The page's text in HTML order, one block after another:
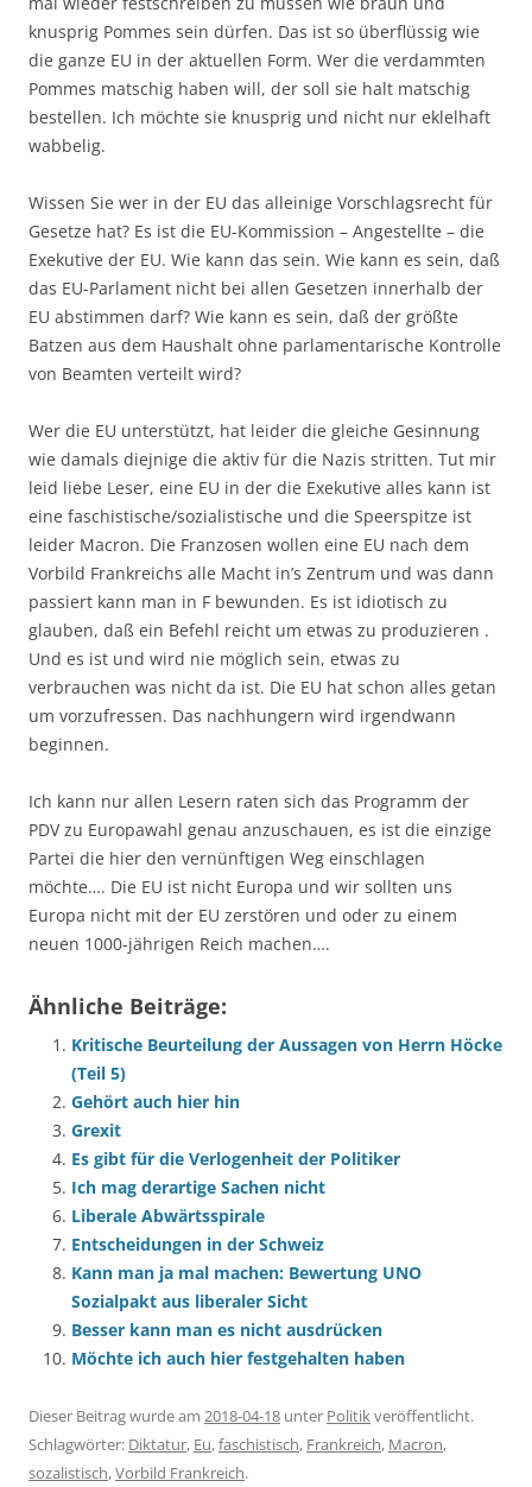
knusprig Pommes sein dürfen. Das ist so überflüssig wie
die ganze EU in der aktuellen Form. Wer die verdammten
Pommes matschig haben will, der soll sie halt matschig
bestellen. Ich möchte sie knusprig und nicht nur eklelhaft
wabbelig.
Wissen Sie wer in der EU das alleinige Vorschlagsrecht für
Gesetze hat? Es ist die EU-Kommission – Angestellte – die
Exekutive der EU. Wie kann das sein. Wie kann es sein, daß
das EU-Parlament nicht bei allen Gesetzen innerhalb der
EU abstimmen darf? Wie kann es sein, daß der größte
Batzen aus dem Haushalt ohne parlamentarische Kontrolle
von Beamten verteilt wird?
Wer die EU unterstützt, hat leider die gleiche Gesinnung
wie damals diejnige die aktiv für die Nazis stritten. Tut mir
leid liebe Leser, eine EU in der die Exekutive alles kann ist
eine faschistische/sozialistische und die Speerspitze ist
leider Macron. Die Franzosen wollen eine EU nach dem
Vorbild Frankreichs alle Macht in’s Zentrum und was dann
passiert kann man in F bewunden. Es ist idiotisch zu
glauben, daß ein Befehl reicht um etwas zu produzieren .
Und es ist und wird nie möglich sein, etwas zu
verbrauchen was nicht da ist. Die EU hat schon alles getan
um vorzufressen. Das nachhungern wird irgendwann
beginnen.
Ich kann nur allen Lesern raten sich das Programm der
PDV zu Europawahl genau anzuschauen, es ist die einzige
Partei die hier den vernünftigen Weg einschlagen
möchte…. Die EU ist nicht Europa und wir sollten uns
Europa nicht mit der EU zerstören und oder zu einem
neuen 1000-jährigen Reich machen….
Ähnliche Beiträge:
Kritische Beurteilung der Aussagen von Herrn Höcke
(Teil 5)
Gehört auch hier hin
Grexit
Es gibt für die Verlogenheit der Politiker
Ich mag derartige Sachen nicht
Liberale Abwärtsspirale
Entscheidungen in der Schweiz
Kann man ja mal machen: Bewertung UNO
Sozialpakt aus liberaler Sicht
Besser kann man es nicht ausdrücken
Möchte ich auch hier festgehalten haben
Dieser Beitrag wurde am 2018-04-18 unter Politikveröffentlicht.
Schlagwörter: Diktatur, Eu,faschistisch, Frankreich, Macron,
sozalistisch,Vorbild Frankreich.